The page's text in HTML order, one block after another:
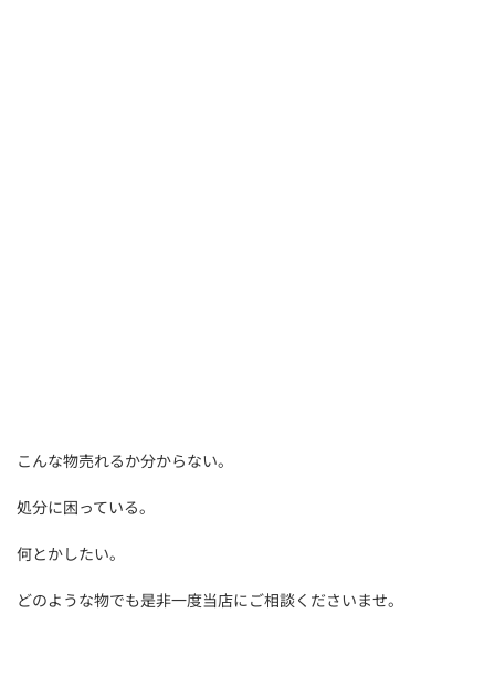
こんな物売れるか分からない。
処分に困っている。
何とかしたい。
どのような物でも是非一度当店にご相談くださいませ。